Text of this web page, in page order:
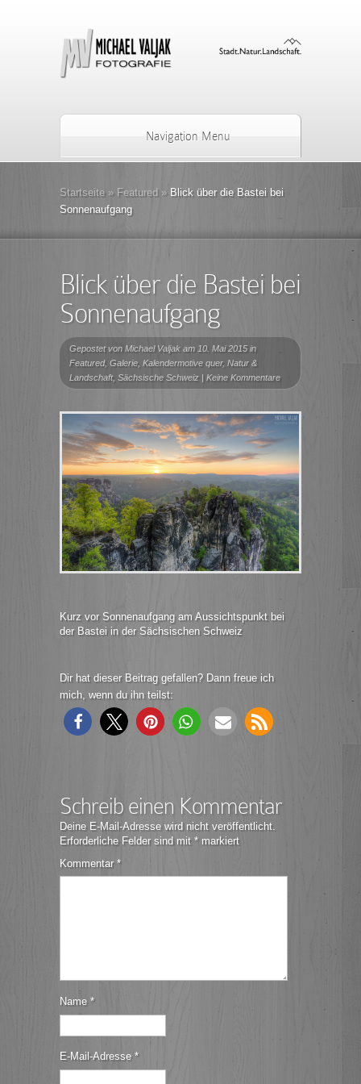
Navigation Menu
Startseite » Featured » Blick über die Bastei bei
Sonnenaufgang
Blick über die Bastei bei
Sonnenaufgang
Gepostet von Michael Valjak am 10. Mai 2015 in
Featured, Galerie Kalendermotive quer, Natur &
Landschaft, Sächsische Schweiz | Keine Kommentare
Kurz vor Sonnenaufgang am Aussichtspunkt bei
der Bastei in der Sächsischen Schweiz
Dir hat dieser Beitrag gefallen? Dann freue ich
mich, wenn du ihn teilst:
Schreib einen Kommentar
Deine E-Mail-Adresse wird nicht veröffentlicht.
Erforderliche Felder sind mit * markiert
Kommentar *
Name *
E-Mail-Adresse *